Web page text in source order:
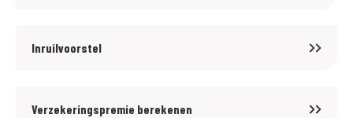
Inruilvoorstel
Verzekeringspremie berekenen